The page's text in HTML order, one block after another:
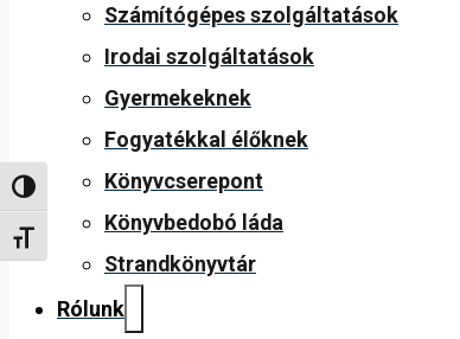
Nagy kontraszt váltása
Betűméret váltása
Számítógépes szolgáltatások
Irodai szolgáltatások
Gyermekeknek
Fogyatékkal élőknek
Könyvcserepont
Könyvbedobó láda
Strandkönyvtár
Rólunk